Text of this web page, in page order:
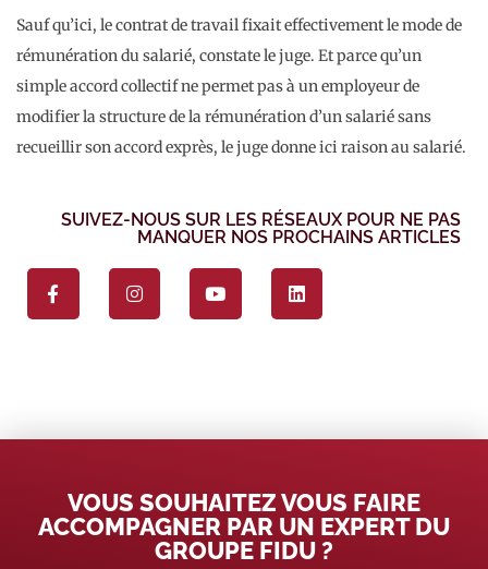
Sauf qu’ici, le contrat de travail fixait effectivement le mode de
rémunération du salarié, constate le juge. Et parce qu’un
simple accord collectif ne permet pas à un employeur de
modifier la structure de la rémunération d’un salarié sans
recueillir son accord exprès, le juge donne ici raison au salarié.
SUIVEZ-NOUS SUR LES RÉSEAUX POUR NE PAS
MANQUER NOS PROCHAINS ARTICLES
VOUS SOUHAITEZ VOUS FAIRE
ACCOMPAGNER PAR UN EXPERT DU
GROUPE FIDU ?